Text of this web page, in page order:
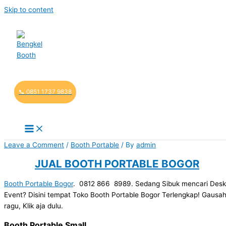
Skip to content
📞 0851 1737 9838
Leave a Comment / Booth Portable / By admin
JUAL BOOTH PORTABLE BOGOR
Booth Portable Bogor. 0812 866 8989. Sedang Sibuk mencari Desk
Event? Disini tempat Toko Booth Portable Bogor Terlengkap! Gausah
ragu, Klik aja dulu.